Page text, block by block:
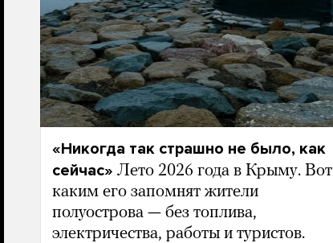
«Никогда так страшно не было, как
сейчас» Лето 2026 года в Крыму. Вот
каким его запомнят жители
полуострова — без топлива,
электричества, работы и туристов.